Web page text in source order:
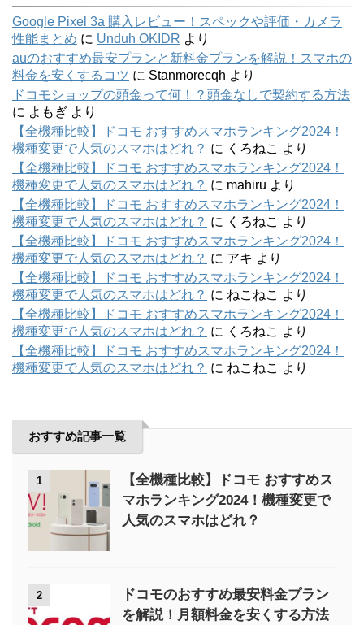
Google Pixel 3a 購入レビュー！スペックや評価・カメラ
性能まとめ に Unduh OKIDR より
auのおすすめ最安プランと新料金プランを解説！スマホの
料金を安くするコツ に Stanmorecqh より
ドコモショップの頭金って何！？頭金なしで契約する方法
に よもぎ より
【全機種比較】ドコモ おすすめスマホランキング2024！
機種変更で人気のスマホはどれ？ に くろねこ より
【全機種比較】ドコモ おすすめスマホランキング2024！
機種変更で人気のスマホはどれ？ に mahiru より
【全機種比較】ドコモ おすすめスマホランキング2024！
機種変更で人気のスマホはどれ？ に くろねこ より
【全機種比較】ドコモ おすすめスマホランキング2024！
機種変更で人気のスマホはどれ？ に アキ より
【全機種比較】ドコモ おすすめスマホランキング2024！
機種変更で人気のスマホはどれ？ に ねこねこ より
【全機種比較】ドコモ おすすめスマホランキング2024！
機種変更で人気のスマホはどれ？ に くろねこ より
【全機種比較】ドコモ おすすめスマホランキング2024！
機種変更で人気のスマホはどれ？ に ねこねこ より
おすすめ記事一覧
1
【全機種比較】ドコモ おすすめス
マホランキング2024！機種変更で
人気のスマホはどれ？
2
ドコモのおすすめ最安料金プラン
を解説！月額料金を安くする方法